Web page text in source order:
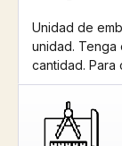
Unidad de
unidad. Tenga
cantidad. Para